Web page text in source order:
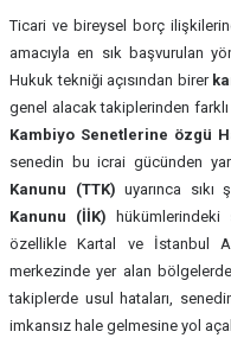
Ticari ve bireysel borç
amacıyla en sık başvurulan
Hukuk tekniği açısından birer
genel alacak takiplerinden
Kambiyo Senetlerine özgü
senedin bu icrai gücünden
Kanunu (TTK) uyarınca sıkı
Kanunu (İİK)
özellikle Kartal ve İstanbul
merkezinde yer alan
takiplerde usul hataları,
imkansız hale gelmesine yol